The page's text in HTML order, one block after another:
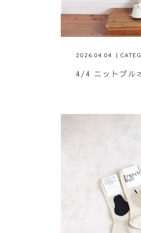
2026.04.04 |
4/4 ニットプル